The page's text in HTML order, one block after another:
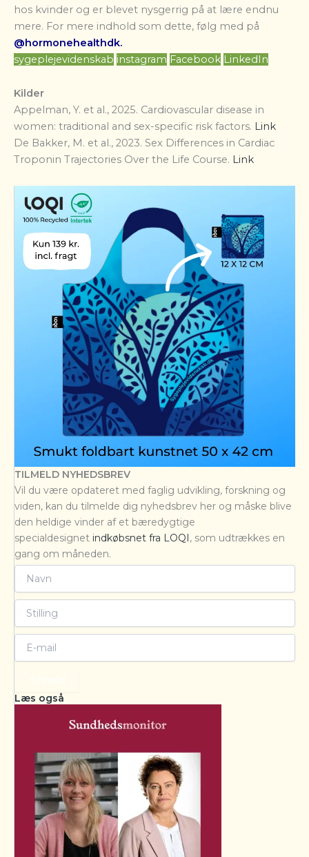
hos kvinder og er blevet nysgerrig på at lære endnu
mere. For mere indhold som dette, følg med på
@hormonehealthdk.
sygeplejevidenskab instagram Facebook LinkedIn
Kilder
Appelman, Y. et al., 2025. Cardiovascular disease in
women: traditional and sex-specific risk factors. Link
De Bakker, M. et al., 2023. Sex Differences in Cardiac
Troponin Trajectories Over the Life Course. Link
TILMELD NYHEDSBREV
Vil du være opdateret med faglig udvikling, forskning og
viden, kan du tilmelde dig nyhedsbrev her og måske blive
den heldige vinder af et bæredygtige
specialdesignet indkøbsnet fra LOQI, som udtrækkes en
gang om måneden.
Læs også